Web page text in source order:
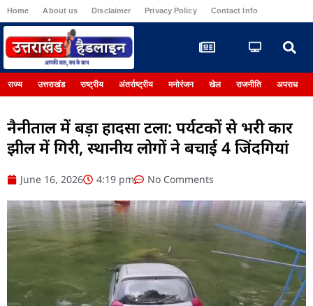
Home About us Disclaimer Privacy Policy Contact Info
राज्य उत्तराखंड राष्ट्रीय अंतर्राष्ट्रीय मनोरंजन खेल राजनीति अपराध
नैनीताल में बड़ा हादसा टला: पर्यटकों से भरी कार
झील में गिरी, स्थानीय लोगों ने बचाई 4 जिंदगियां
June 16, 2026 4:19 pm No Comments